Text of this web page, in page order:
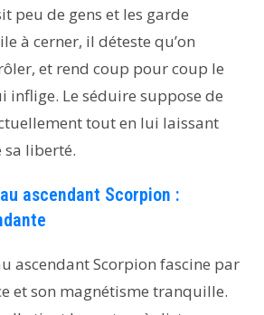
peu de gens et les garde
à cerner, il déteste qu’on
et rend coup pour coup le
inflige. Le séduire suppose de
tout en lui laissant
sa liberté.
ascendant Scorpion :
ascendant Scorpion fascine par
et son magnétisme tranquille.